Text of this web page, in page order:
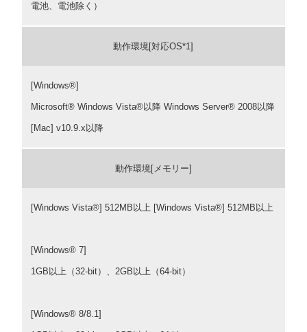
電池、電池除く）
動作環境[対応OS*1]
[Windows®]
Microsoft® Windows Vista®以降 Windows Server® 2008以降
[Mac] v10.9.x以降
動作環境[メモリー]
[Windows Vista®] 512MB以上 [Windows Vista®] 512MB以上
[Windows® 7]
1GB以上（32-bit）、2GB以上（64-bit）
[Windows® 8/8.1]